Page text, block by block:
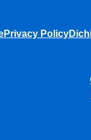
Privacy Policy